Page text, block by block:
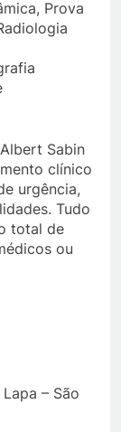
Prova
Sabin
clínico
urgência,
Tudo
total de
ou
– São